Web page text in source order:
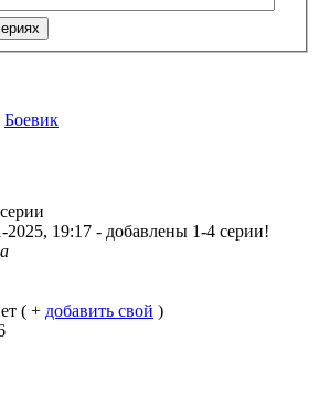
Боевик
2025, 19:17 - добавлены 1-4 серии!
( + добавить свой )